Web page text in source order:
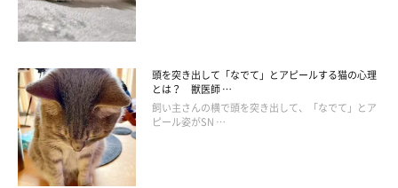
頭を突き出して「なでて」とアピールする猫の心理
とは？ 獣医師 …
飼い主さんの横で頭を突き出して、「なでて」とア
ピール姿がSN …